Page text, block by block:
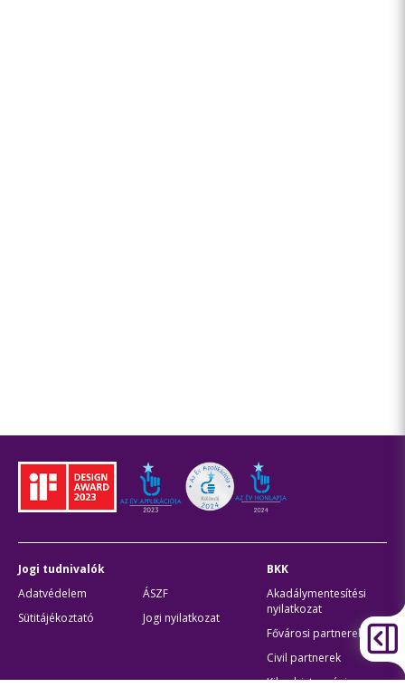
Jogi tudnivalók
Adatvédelem
ÁSZF
Sütitájékoztató
Jogi nyilatkozat
BKK
Akadálymentesítési
nyilatkozat
Fővárosi partnerek
Civil partnerek
Kiberbiztonsági